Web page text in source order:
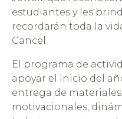
estudiantes y les
recordarán toda la
Cancel.
El programa de
apoyar el inicio del
entrega de
motivacionales,